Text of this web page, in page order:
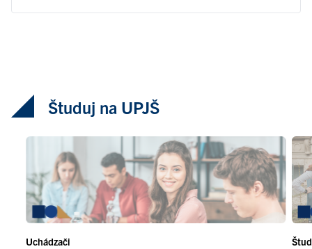
Študuj na UPJŠ
Uchádzači